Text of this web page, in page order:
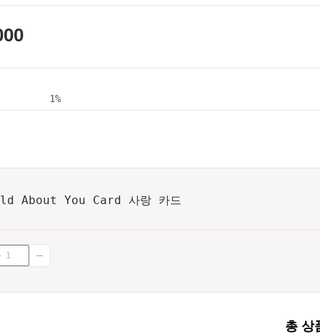
1%
About You Card 사랑 카드
총 상